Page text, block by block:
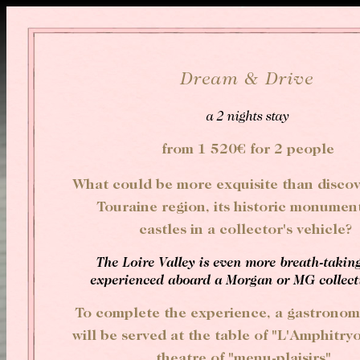
LE GÉNIE DU LIEU
Louise et les Favorites
Faune et flore
Signature Dépendance
Suite Cocoon
Petit Boudoir
Restaurant "Le Pavillon
Le Chef
Brunch
Le Bar "Le Saint-
Dream & Drive
a 2 nights stay
from 1 520€ for 2 people
What could be more exquisite than
Touraine region, its historic
castles in a collector's vehicle?
The Loire Valley is even more breath-
experienced aboard a Morgan or MG
To complete the experience, a
will be served at the table of
Panneau de gestion des cookies